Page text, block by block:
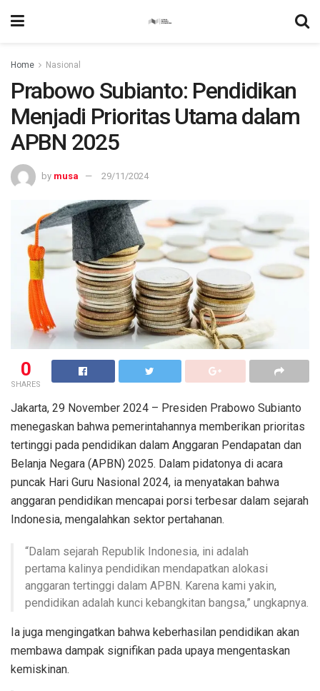
Home Nasional
Prabowo Subianto: Pendidikan
Menjadi Prioritas Utama dalam
APBN 2025
by musa 29/11/2024
0
SHARES
Jakarta, 29 November 2024 – Presiden Prabowo Subianto
menegaskan bahwa pemerintahannya memberikan prioritas
tertinggi pada pendidikan dalam Anggaran Pendapatan dan
Belanja Negara (APBN) 2025. Dalam pidatonya di acara
puncak Hari Guru Nasional 2024, ia menyatakan bahwa
anggaran pendidikan mencapai porsi terbesar dalam sejarah
Indonesia, mengalahkan sektor pertahanan.
“Dalam sejarah Republik Indonesia, ini adalah
pertama kalinya pendidikan mendapatkan alokasi
anggaran tertinggi dalam APBN. Karena kami yakin,
pendidikan adalah kunci kebangkitan bangsa,” ungkapnya.
Ia juga mengingatkan bahwa keberhasilan pendidikan akan
membawa dampak signifikan pada upaya mengentaskan
kemiskinan.